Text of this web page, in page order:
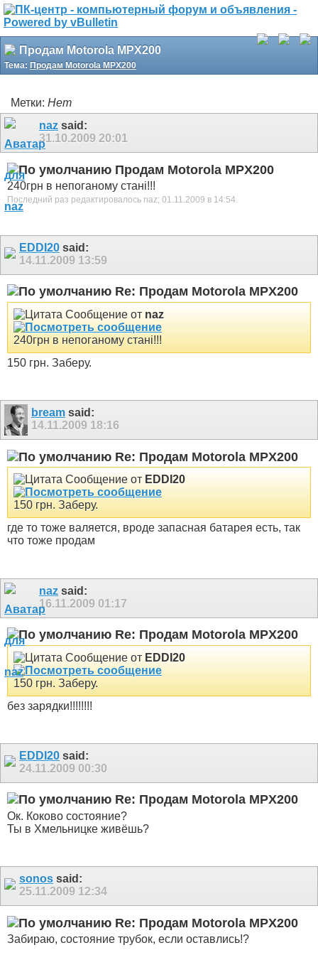
Продам Motorola MPX200
Тема: Продам Motorola MPX200
Метки: Нет
naz said:
31.10.2009 20:01
Продам Motorola MPX200
240грн в непоганому стані!!!
Последний раз редактировалось naz; 01.11.2009 в 14:54.
EDDI20 said:
14.11.2009 13:59
Re: Продам Motorola MPX200
Сообщение от naz
240грн в непоганому стані!!!
150 грн. Заберу.
bream said:
14.11.2009 18:16
Re: Продам Motorola MPX200
Сообщение от EDDI20
150 грн. Заберу.
где то тоже валяется, вроде запасная батарея есть, так
что тоже продам
naz said:
16.11.2009 01:17
Re: Продам Motorola MPX200
Сообщение от EDDI20
150 грн. Заберу.
без зарядки!!!!!!!!
EDDI20 said:
24.11.2009 00:30
Re: Продам Motorola MPX200
Ок. Коково состояние?
Ты в Хмельницке живёшь?
sonos said:
25.11.2009 12:34
Re: Продам Motorola MPX200
Забираю, состояние трубок, если оставлись!?